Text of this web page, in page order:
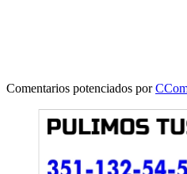
Comentarios potenciados por